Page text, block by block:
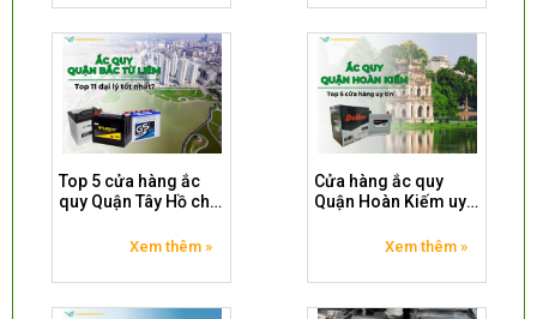
Top 5 cửa hàng ắc
quy Quận Tây Hồ chất
Xem thêm »
Cửa hàng ắc quy
Quận Hoàn Kiếm uy
Xem thêm »